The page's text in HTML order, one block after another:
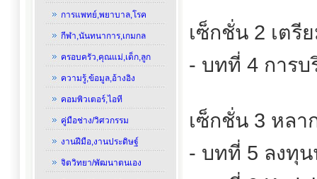
การแพทย์,พยาบาล,โรค
กีฬา,นันทนาการ,เกมกล
ครอบครัว,คุณแม่,เด็ก,ลูก
ความรู้,ข้อมูล,อ้างอิง
คอมพิวเตอร์,ไอที
คู่มือช่าง/วิศวกรรม
งานฝีมือ,งานประดิษฐ์
จิตวิทยา/พัฒนาตนเอง
เซ็กชั่น 2 เตรี
- บทที่ 4 การ
เซ็กชั่น 3 หลา
- บทที่ 5 ลงทุน